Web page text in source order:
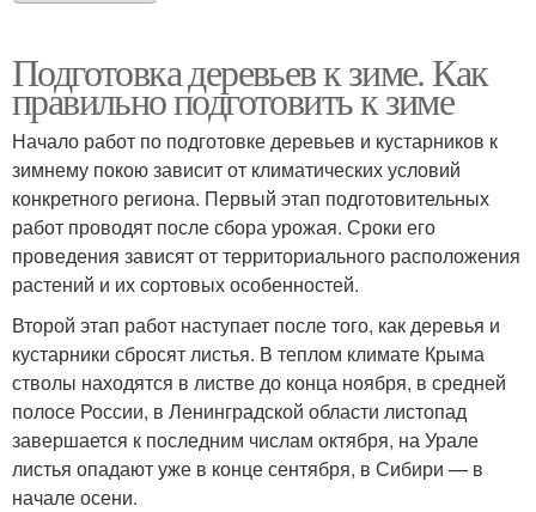
Подготовка деревьев к зиме. Как
правильно подготовить к зиме
Начало работ по подготовке деревьев и кустарников к
зимнему покою зависит от климатических условий
конкретного региона. Первый этап подготовительных
работ проводят после сбора урожая. Сроки его
проведения зависят от территориального расположения
растений и их сортовых особенностей.
Второй этап работ наступает после того, как деревья и
кустарники сбросят листья. В теплом климате Крыма
стволы находятся в листве до конца ноября, в средней
полосе России, в Ленинградской области листопад
завершается к последним числам октября, на Урале
листья опадают уже в конце сентября, в Сибири — в
начале осени.